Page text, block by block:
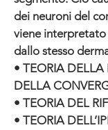
dei neuroni del
viene
dallo stesso
• TEORIA DELLA
DELLA
• TEORIA DEL
• TEORIA